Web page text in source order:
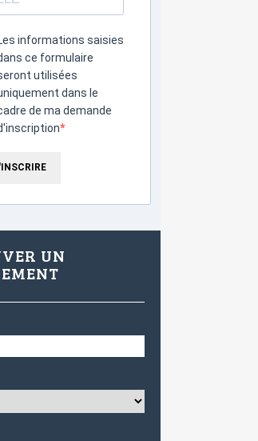
informations saisies
ce formulaire
utilisées
dans le
de ma demande
UN